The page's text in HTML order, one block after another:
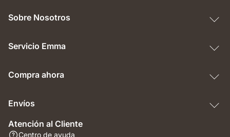
Sobre Nosotros
Servicio Emma
Compra ahora
Envíos
Atención al Cliente
Centro de ayuda